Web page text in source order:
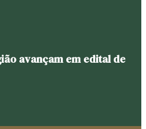
avançam em edital de